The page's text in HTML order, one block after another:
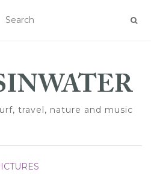
travel, nature and music